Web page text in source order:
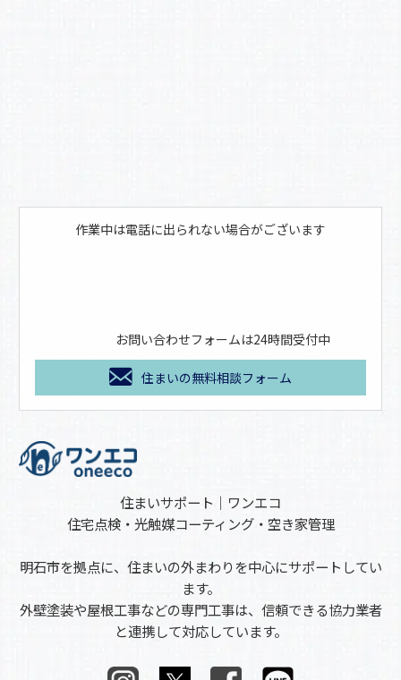
作業中は電話に出られない場合がございます
お問い合わせフォームは24時間受付中
住まいの無料相談フォーム
住まいサポート｜ワンエコ
住宅点検・光触媒コーティング・空き家管理
明石市を拠点に、住まいの外まわりを中心にサポートしてい
ます。
外壁塗装や屋根工事などの専門工事は、信頼できる協力業者
と連携して対応しています。